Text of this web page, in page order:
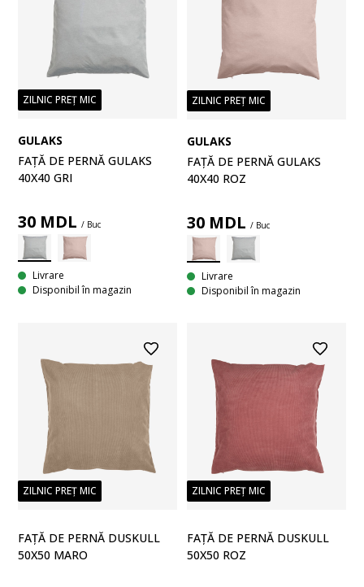
ZILNIC PREȚ MIC
GULAKS
FAȚĂ DE PERNĂ GULAKS
40X40 GRI
30 MDL / Buc
Livrare
Disponibil în magazin
ZILNIC PREȚ MIC
GULAKS
FAȚĂ DE PERNĂ GULAKS
40X40 ROZ
30 MDL / Buc
Livrare
Disponibil în magazin
ZILNIC PREȚ MIC
FAȚĂ DE PERNĂ DUSKULL
50X50 MARO
ZILNIC PREȚ MIC
FAȚĂ DE PERNĂ DUSKULL
50X50 ROZ